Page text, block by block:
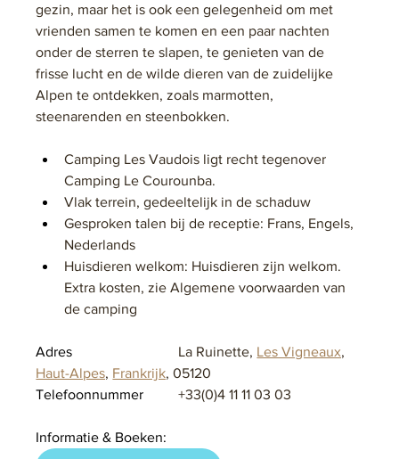
gezin, maar het is ook een gelegenheid om met
vrienden samen te komen en een paar nachten
onder de sterren te slapen, te genieten van de
frisse lucht en de wilde dieren van de zuidelijke
Alpen te ontdekken, zoals marmotten,
steenarenden en steenbokken.
Camping Les Vaudois ligt recht tegenover
Camping Le Courounba.
Vlak terrein, gedeeltelijk in de schaduw
Gesproken talen bij de receptie: Frans, Engels,
Nederlands
Huisdieren welkom: Huisdieren zijn welkom.
Extra kosten, zie Algemene voorwaarden van
de camping
La Ruinette, Les Vigneaux,
Haut-Alpes, Frankrijk, 05120
Telefoonnummer +33(0)4 11 11 03 03
Informatie & Boeken: